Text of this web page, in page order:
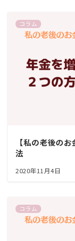
コラム
【私の老後の
法
2020年11月4日
コラム